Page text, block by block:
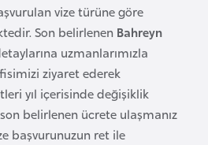
vize türüne göre
Son belirlenen Bahreyn
uzmanlarımızla
ziyaret ederek
yıl içerisinde değişiklik
belirlenen ücrete ulaşmanız
başvurunuzun ret ile